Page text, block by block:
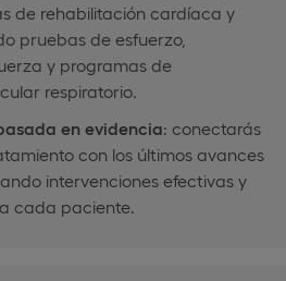
de rehabilitación cardíaca y
pruebas de esfuerzo,
y programas de
respiratorio.
en evidencia: conectarás
con los últimos avances
intervenciones efectivas y
cada paciente.